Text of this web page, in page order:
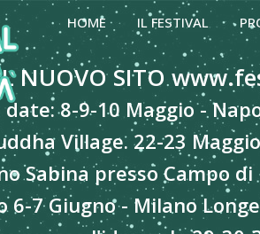
HOME IL FESTIVAL
NUOVO SITO
8-9-10 Maggio -
Village. 22-23
Sabina presso Campo di
6-7 Giugno - Milano